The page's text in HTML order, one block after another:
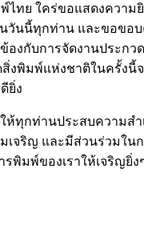
ไทย ใคร่ขอแสดงความ
นวันนี้ทุกท่าน และขอขอ
ข้องกับการจัดงานประก
งพิมพ์แห่งชาติในครั้งนี้จ
ยิ่ง
ห้ทุกท่านประสบความสำ
เจริญ และมีส่วนร่วมใน
พิมพ์ของเราให้เจริญยิ่ง